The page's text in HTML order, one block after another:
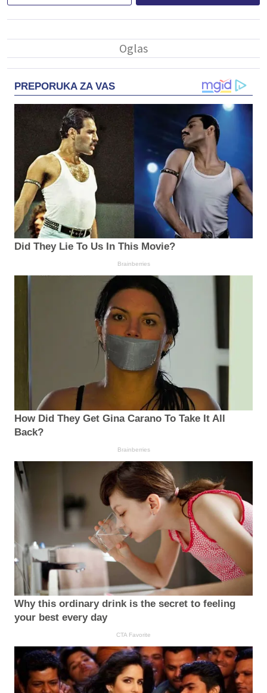
PREPORUKA ZA VAS
Did They Lie To Us In This Movie?
Brainberries
How Did They Get Gina Carano To Take It All
Back?
Brainberries
Why this ordinary drink is the secret to feeling
your best every day
CTA Favorite